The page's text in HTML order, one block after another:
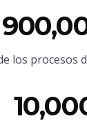
los procesos